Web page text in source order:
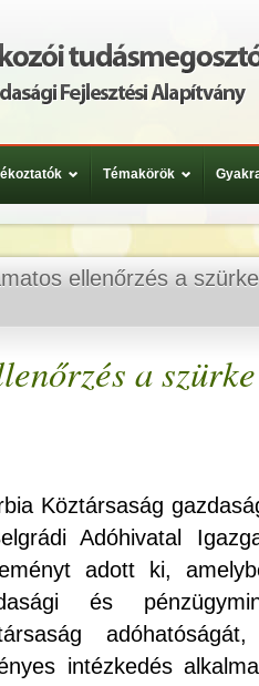
Témakörök
ellenőrzés a
a
Köztársaság
Adóhivatal
adott ki,
és
intézkedés